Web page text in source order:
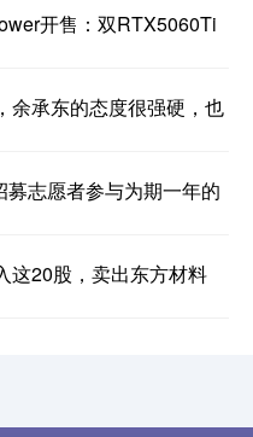
开售：双RTX5060Ti
余承东的态度很强硬，也
志愿者参与为期一年的
这20股，卖出东方材料